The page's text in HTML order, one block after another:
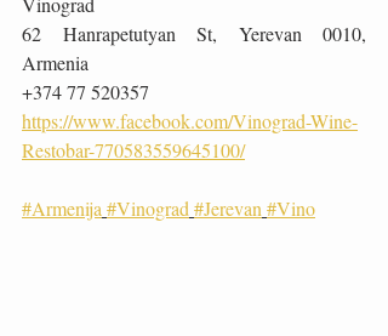
62 Hanrapetutyan St, Yerevan 0010,
Armenia
+374 77 520357
https://www.facebook.com/Vinograd-Wine-
Restobar-770583559645100/
#Armenija #Vinograd #Jerevan #Vino